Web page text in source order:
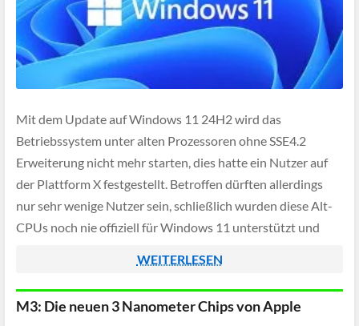
Mit dem Update auf Windows 11 24H2 wird das
Betriebssystem unter alten Prozessoren ohne SSE4.2
Erweiterung nicht mehr starten, dies hatte ein Nutzer auf
der Plattform X festgestellt. Betroffen dürften allerdings
nur sehr wenige Nutzer sein, schließlich wurden diese Alt-
CPUs noch nie offiziell für Windows 11 unterstützt und
WEITERLESEN
M3: Die neuen 3 Nanometer Chips von Apple